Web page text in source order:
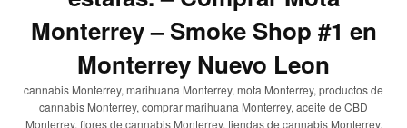
Monterrey – Smoke Shop #1 en
Monterrey Nuevo Leon
cannabis Monterrey, marihuana Monterrey, mota Monterrey, productos de
cannabis Monterrey, comprar marihuana Monterrey, aceite de CBD
Monterrey, flores de cannabis Monterrey, tiendas de cannabis Monterrey,